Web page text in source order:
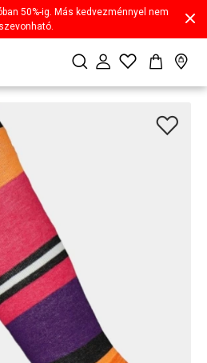
50%-ig. Más kedvezménnyel nem